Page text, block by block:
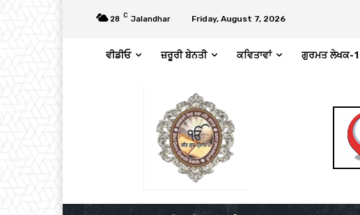
28 C Jalandhar Friday, August 7, 2026
ਵੀਡੀਓ ਜ਼ਰੂਰੀ ਬੇਨਤੀ ਕਵਿਤਾਵਾਂ ਗੁਰਮਤ ਲੇਖਕ-1